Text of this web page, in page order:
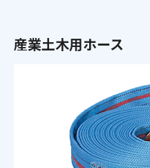
産業土木用ホース